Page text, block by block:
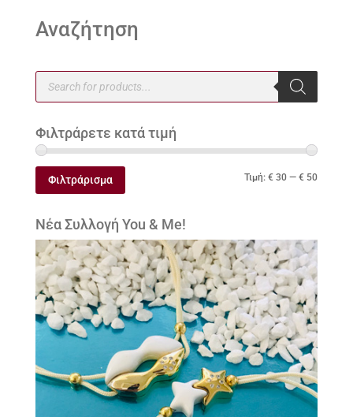
Αναζήτηση
Products
search
Φιλτράρετε κατά τιμή
Φιλτράρισμα Τιμή:€ 30 —€ 50
Νέα Συλλογή You & Me!